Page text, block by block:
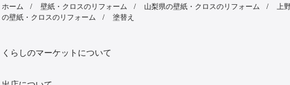
ホーム 壁紙・クロスのリフォーム 山梨県の壁紙・クロスのリフォーム
上
の壁紙・クロスのリフォーム
塗替え
くらしのマーケットについて